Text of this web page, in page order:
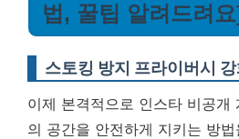
법, 꿀팁 알려드려
스토킹 방지 프라이버시
이제 본격적으로 인스타 비공개
의 공간을 안전하게 지키는 방